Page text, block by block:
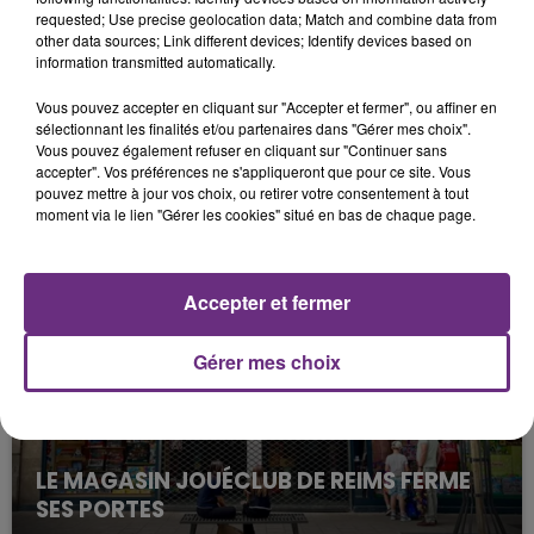
LA CENTRALE NUCLÉAIRE DE CHOOZ
TOUJOURS À L'ARRÊT
nucléaire ardennaise est à l'arrêt. Une situation
justifiée par la sécheresse intense qui est toujours
LE MAGASIN JOUÉCLUB DE REIMS FERME
SES PORTES
requested; Use precise geolocation data; Match and combine data from
other data sources; Link different devices; Identify devices based on
information transmitted automatically.
Vous pouvez accepter en cliquant sur "Accepter et fermer", ou affiner en
sélectionnant les finalités et/ou partenaires dans "Gérer mes choix".
Vous pouvez également refuser en cliquant sur "Continuer sans
accepter". Vos préférences ne s'appliqueront que pour ce site. Vous
pouvez mettre à jour vos choix, ou retirer votre consentement à tout
moment via le lien "Gérer les cookies" situé en bas de chaque page.
Gérer mes choix
Accepter et fermer